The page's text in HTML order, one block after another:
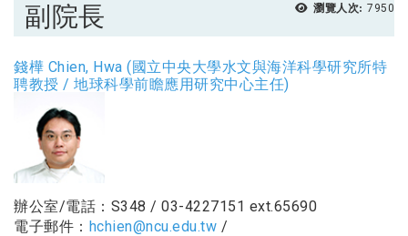
瀏覽人次: 7950
副院長
錢樺 Chien, Hwa (國立中央大學水文與海洋科學研究所特
聘教授 / 地球科學前瞻應用研究中心主任)
辦公室/電話：S348 / 03-4227151 ext.65690
電子郵件： hchien@ncu.edu.tw /